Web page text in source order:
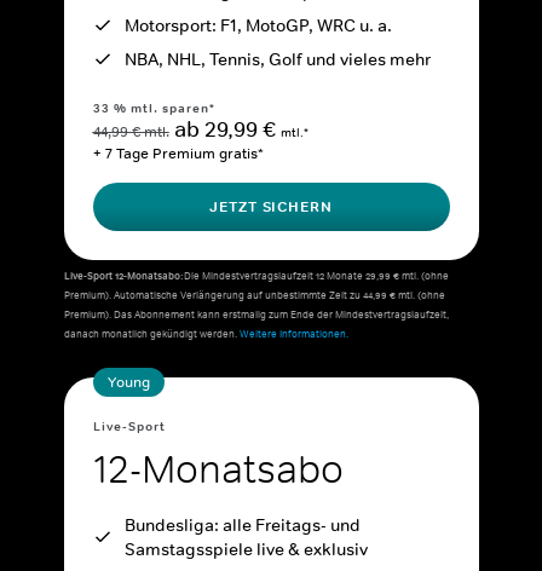
Motorsport: F1, MotoGP, WRC u. a.
NBA, NHL, Tennis, Golf und vieles mehr
33 % mtl. sparen*
44,99 € mtl. ab 29,99 € mtl.*
+ 7 Tage Premium gratis*
JETZT SICHERN
Live-Sport 12-Monatsabo:Die Mindestvertragslaufzeit 12 Monate 29,99 € mtl. (ohne
Premium). Automatische Verlängerung auf unbestimmte Zeit zu 44,99 € mtl. (ohne
Premium). Das Abonnement kann erstmalig zum Ende der Mindestvertragslaufzeit,
danach monatlich gekündigt werden.Weitere Informationen.
Young
Live-Sport
12-Monatsabo
Bundesliga: alle Freitags- und
Samstagsspiele live & exklusiv